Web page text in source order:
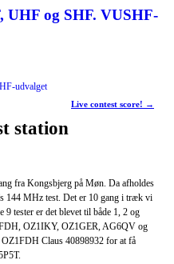
UHF og SHF. VUSHF-
Live contest score! →
station
fra Kongsbjerg på Møn. Da afholdes
144 MHz test. Det er 10 gang i træk vi
9 tester er det blevet til både 1, 2 og
OZ1IKY, OZ1GER, AG6QV og
Claus 40898932 for at få